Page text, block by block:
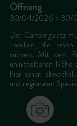
Öffnung
30/04/2026 > 30/
Der Campingplatz
Familien, die
suchen. Mit dem
unmittelbaren Nähe
hier einen
und regionalen